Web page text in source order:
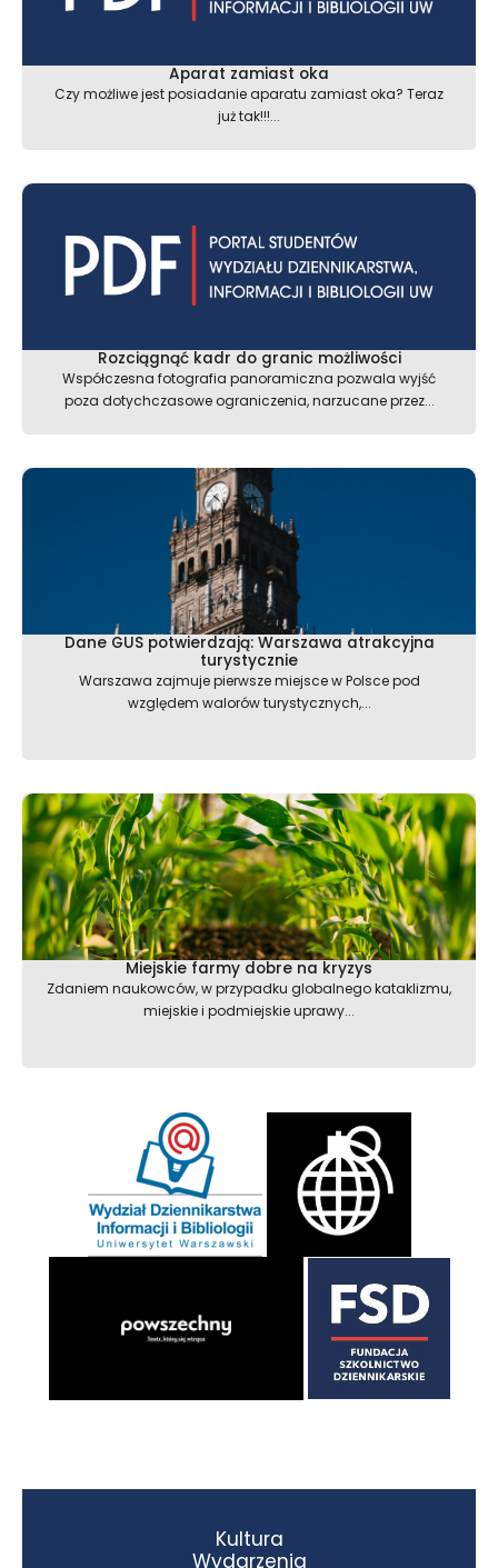
Aparat zamiast oka
Czy możliwe jest posiadanie aparatu zamiast oka? Teraz
już tak!!!...
Rozciągnąć kadr do granic możliwości
Współczesna fotografia panoramiczna pozwala wyjść
poza dotychczasowe ograniczenia, narzucane przez...
Dane GUS potwierdzają: Warszawa atrakcyjna
turystycznie
Warszawa zajmuje pierwsze miejsce w Polsce pod
względem walorów turystycznych,...
Miejskie farmy dobre na kryzys
Zdaniem naukowców, w przypadku globalnego kataklizmu,
miejskie i podmiejskie uprawy...
Kultura
Wydarzenia